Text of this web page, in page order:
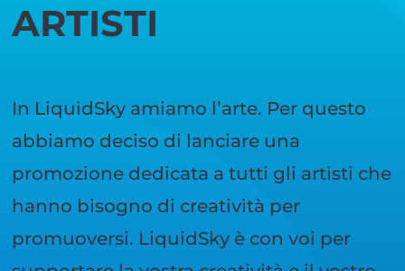
ARTISTI
In LiquidSky amiamo l’arte. Per questo
abbiamo deciso di lanciare una
promozione dedicata a tutti gli artisti che
hanno bisogno di creatività per
promuoversi. LiquidSky è con voi per